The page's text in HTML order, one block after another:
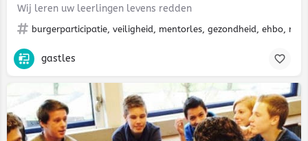
Wij leren uw leerlingen levens redden
burgerparticipatie, veiligheid, mentorles, gezondheid, ehbo,
gastles